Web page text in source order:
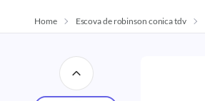
Home
Escova de robinson conica tdv